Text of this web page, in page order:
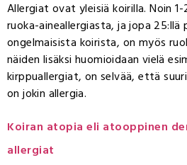
Allergiat ovat yleisiä koirilla. Noin
ruoka-aineallergiasta, ja jopa 25:llä
ongelmaisista koirista, on myös
näiden lisäksi huomioidaan vielä
kirppuallergiat, on selvää, että
on jokin allergia.
Koiran atopia eli atooppinen
allergiat